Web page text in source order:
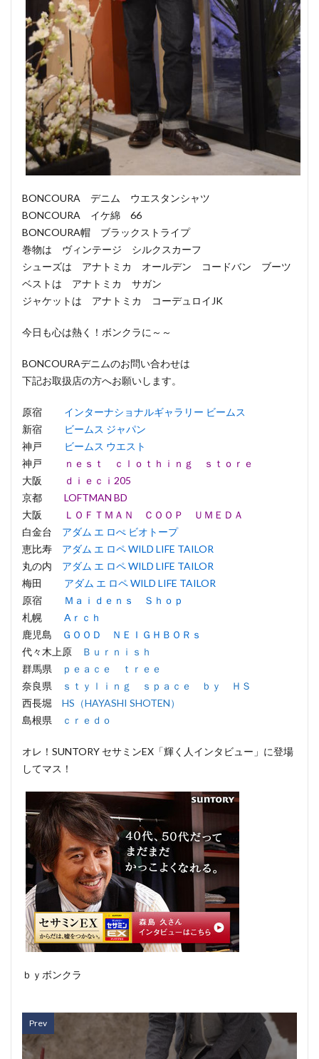
BONCOURA デニム ウエスタンシャツ
BONCOURA イケ綿 66
BONCOURA帽 ブラックストライプ
巻物は ヴィンテージ シルクスカーフ
シューズは アナトミカ オールデン コードバン ブーツ
ベストは アナトミカ サガン
ジャケットは アナトミカ コーデュロイJK
今日も心は熱く！ボンクラに～～
BONCOURAデニムのお問い合わせは
下記お取扱店の方へお願いします。
原宿 インターナショナルギャラリー ビームス
新宿
ビームス ジャパン
神戸
ビームス ウエスト
神戸
ｎｅｓｔ ｃｌｏｔｈｉｎｇ ｓｔｏｒｅ
大阪
ｄｉｅｃｉ205
京都 LOFTMAN BD
大阪
ＬＯＦＴＭＡＮ ＣＯＯＰ ＵＭＥＤＡ
白金台 アダム エ ロぺ ビオトープ
恵比寿 アダム エ ロペ WILD LIFE TAILOR
丸の内 アダム エ ロペ WILD LIFE TAILOR
梅田 アダム エ ロペ WILD LIFE TAILOR
原宿
Ｍａｉｄｅｎｓ Ｓｈｏｐ
札幌 Aｒｃｈ
鹿児島
ＧＯＯＤ ＮＥＩＧＨＢＯＲｓ
代々木上原
Ｂｕｒｎｉｓｈ
群馬県
ｐｅａｃｅ ｔｒｅｅ
奈良県
ｓｔｙｌｉｎｇ ｓｐａｃｅ ｂｙ ＨＳ
西長堀 HS（HAYASHI SHOTEN）
島根県
ｃｒｅｄｏ
オレ！SUNTORY セサミンEX「輝く人インタビュー」に登場
してマス！
ｂｙボンクラ
Prev